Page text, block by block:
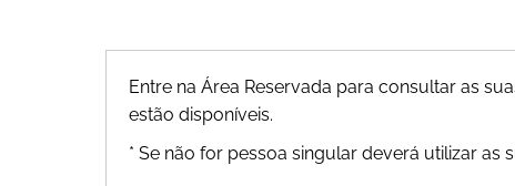
Entre na Área Reservada para consultar as
estão disponíveis.
* Se não for pessoa singular deverá utilizar as